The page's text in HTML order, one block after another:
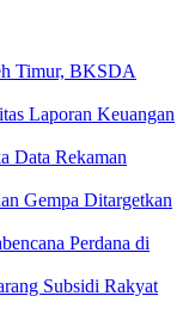
Timur, BKSDA
Laporan Keuangan
Data Rekaman
Gempa Ditargetkan
Perdana di
Subsidi Rakyat